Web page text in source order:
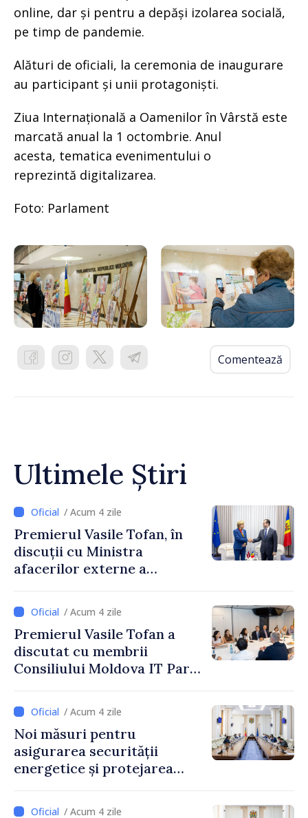
online, dar și pentru a depăși izolarea socială,
pe timp de pandemie.
Alături de oficiali, la ceremonia de inaugurare
au participant și unii protagoniști.
Ziua Internațională a Oamenilor în Vârstă este
marcată anual la 1 octombrie. Anul
acesta, tematica evenimentului o
reprezintă digitalizarea.
Foto: Parlament
Comentează
Ultimele Știri
/ Acum 4 zile
Premierul Vasile Tofan, în
discuții cu Ministra
afacerilor externe a
/ Acum 4 zile
Premierul Vasile Tofan a
discutat cu membrii
Consiliului Moldova IT Park:
industriei IT”
/ Acum 4 zile
Noi măsuri pentru
asigurarea securității
energetice și protejarea
de CNMC
/ Acum 4 zile